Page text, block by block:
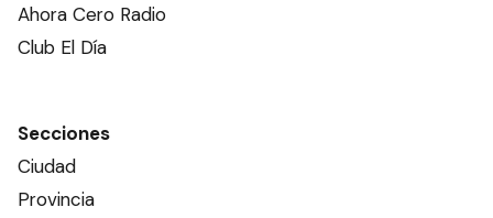
Ahora Cero Radio
Club El Día
Secciones
Ciudad
Provincia